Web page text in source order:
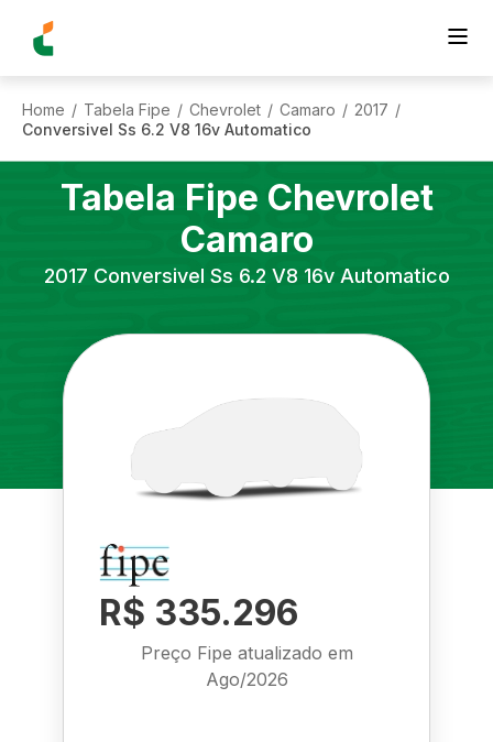
Home / Tabela Fipe / Chevrolet / Camaro / 2017 /
Conversivel Ss 6.2 V8 16v Automatico
Tabela Fipe Chevrolet
Camaro
2017 Conversivel Ss 6.2 V8 16v Automatico
R$ 335.296
Preço Fipe atualizado em
Ago/2026